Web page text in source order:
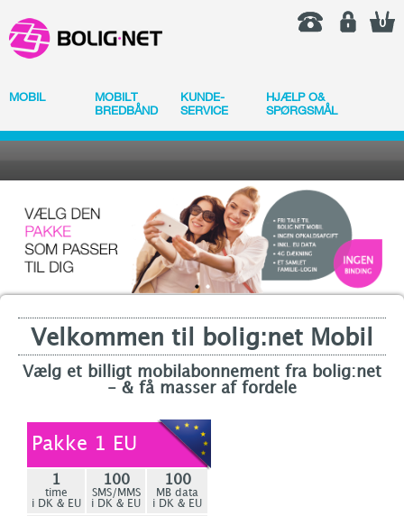
0
MOBIL
MOBILT
BREDBÅND
KUNDE-
SERVICE
HJÆLP O&
SPØRGSMÅL
Velkommen til bolig:net Mobil
Vælg et billigt mobilabonnement fra bolig:net
- & få masser af fordele
Pakke 1 EU
1
time
i DK & EU
100
SMS/MMS
i DK & EU
100
MB data
i DK & EU